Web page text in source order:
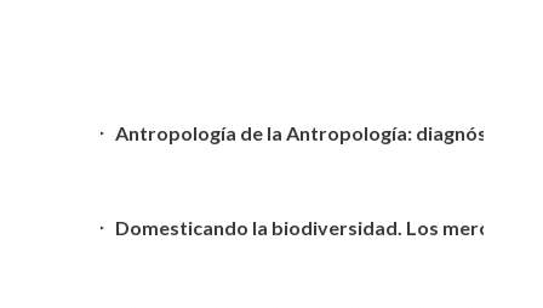
Antropología de la Antropología: diagnóstico y
Domesticando la biodiversidad. Los mercados